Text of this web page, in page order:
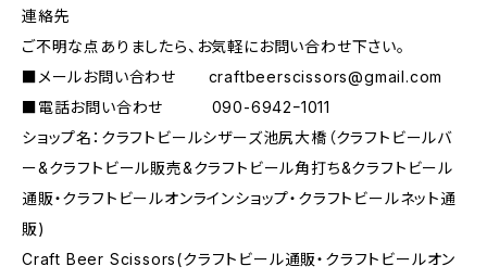
連絡先
ご不明な点ありましたら、お気軽にお問い合わせ下さい。
■メールお問い合わせ craftbeerscissors@gmail.com
■電話お問い合わせ 090-6942ｰ1011
ショップ名：クラフトビールシザーズ池尻大橋（クラフトビールバ
ー&クラフトビール販売&クラフトビール角打ち&クラフトビール
通販・クラフトビールオンラインショップ・クラフトビールネット通
販)
Craft Beer Scissors(クラフトビール通販・クラフトビールオン